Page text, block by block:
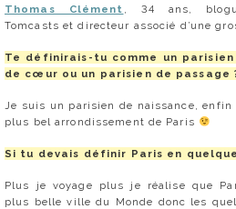
Thomas Clément , 34 ans,
Tomcasts et directeur associé d’une
Te définirais-tu comme un
de cœur ou un parisien de passage
Je suis un parisien de naissance,
plus bel arrondissement de Paris
Si tu devais définir Paris en
Plus je voyage plus je réalise que
plus belle ville du Monde donc les